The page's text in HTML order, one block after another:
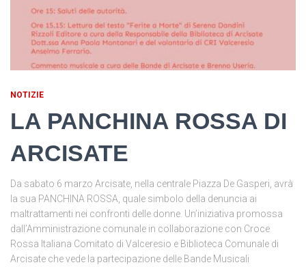
NOTIZIE
LA PANCHINA ROSSA DI
ARCISATE
Da sabato 6 marzo Arcisate, nella centrale Piazza De Gasperi, avrà
la sua PANCHINA ROSSA, quale simbolo della denuncia ai
maltrattamenti nei confronti delle donne. Un’iniziativa promossa
dall’Amministrazione comunale in collaborazione con Croce
Rossa Italiana Comitato di Valceresio e Biblioteca Comunale di
Arcisate che vede la partecipazione delle Bande Musicali